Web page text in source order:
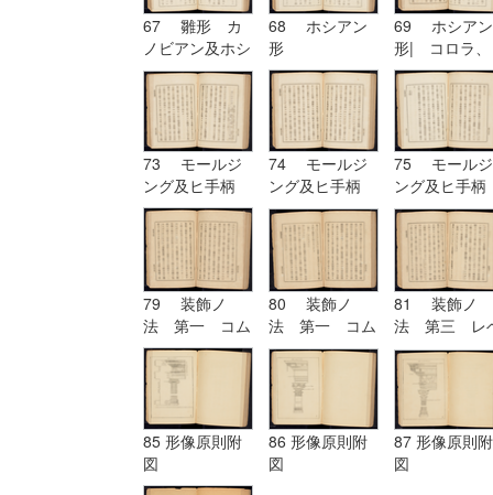
67 雛形 カ
ノビアン及ホシ
アン| ホシア
ン形
68 ホシアン
形
69 ホシアン
形| コロラ、
カンパニユラ
及ヒ幹
73 モールジ
ング及ヒ手柄
74 モールジ
ング及ヒ手柄
75 モールジ
ング及ヒ手柄
79 装飾ノ
法 第一 コム
プリケーション
及ヒコンヒユー
シヨン
80 装飾ノ
法 第一 コム
プリケーション
及ヒコンヒユー
シヨン| 装飾
ノ法 第二 ユ
ーリスミー|
装飾ノ法 第
三 レベチーシ
81 装飾ノ
法 第三 レ
チーシヨン|
装飾ノ法 第
四 アルテレ
シヨン
85 形像原則附
図
86 形像原則附
図
87 形像原則附
図